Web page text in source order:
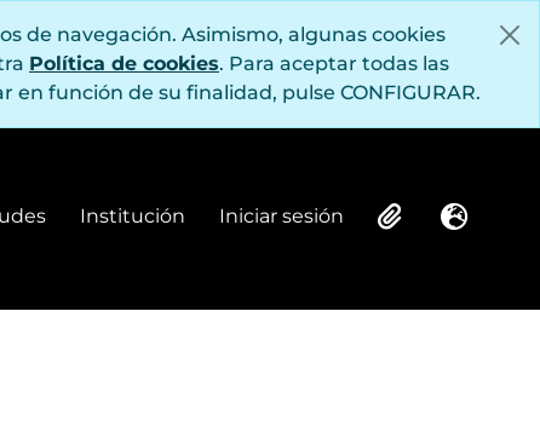
de navegación. Asimismo, algunas cookies
Política de cookies. Para aceptar todas las
en función de su finalidad, pulse CONFIGURAR.
Institución
Institución
Iniciar sesión
Iniciar sesión ClipboardIdioma